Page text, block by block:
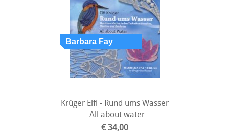
Krüger Elfi - Rund ums Wasser
- All about water
€ 34,00